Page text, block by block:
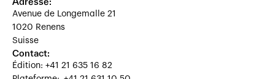
Avenue de Longemalle 21
1020 Renens
Suisse
Contact:
Édition: +41 21 635 16 82